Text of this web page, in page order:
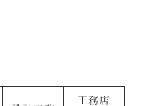
工務店